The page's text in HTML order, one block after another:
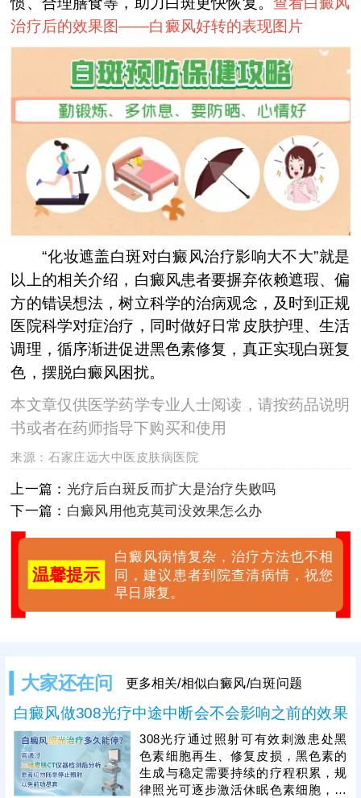
治疗后的效果图——白癜风好转的表现图片
“化妆遮盖白斑对白癜风治疗影响大不大”就是
以上的相关介绍，白癜风患者要摒弃依赖遮瑕、偏
方的错误想法，树立科学的治病观念，及时到正规
医院科学对症治疗，同时做好日常皮肤护理、生活
调理，循序渐进促进黑色素修复，真正实现白斑复
色，摆脱白癜风困扰。
本文章仅供医学药学专业人士阅读，请按药品说明
书或者在药师指导下购买和使用
来源：石家庄远大中医皮肤病医院
上一篇： 光疗后白斑反而扩大是治疗失败吗
下一篇： 白癜风用他克莫司没效果怎么办
温馨提示
白癜风病情复杂，治疗方法也不相
同，建议患者到院查清病情，祝您
早日康复。
大家还在问 更多相关/相似白癜风/白斑问题
白癜风做308光疗中途中断会不会影响之前的效果
308光疗通过照射可有效刺激患处黑
色素细胞再生、修复皮损，黑色素的
生成与稳定需要持续的疗程积累，规
律照光可逐步激活休眠色素细胞，维